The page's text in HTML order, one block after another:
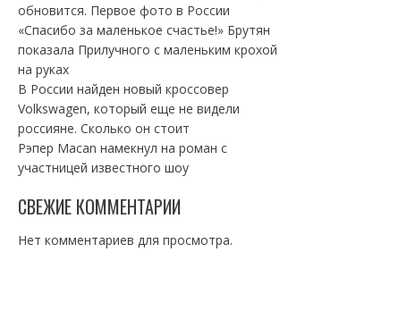
обновится. Первое фото в России
«Спасибо за маленькое счастье!» Брутян
показала Прилучного с маленьким крохой
на руках
В России найден новый кроссовер
Volkswagen, который еще не видели
россияне. Сколько он стоит
Рэпер Macan намекнул на роман с
участницей известного шоу
СВЕЖИЕ КОММЕНТАРИИ
Нет комментариев для просмотра.